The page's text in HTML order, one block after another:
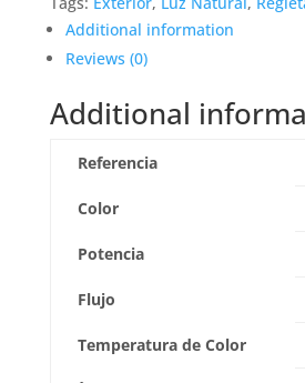
Additional information
Reviews (0)
Additional
Referencia
Color
Potencia
Flujo
Temperatura de Color